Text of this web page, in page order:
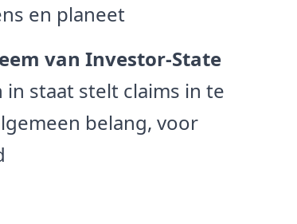
en planeet
van Investor-State
in staat stelt claims in te
belang, voor